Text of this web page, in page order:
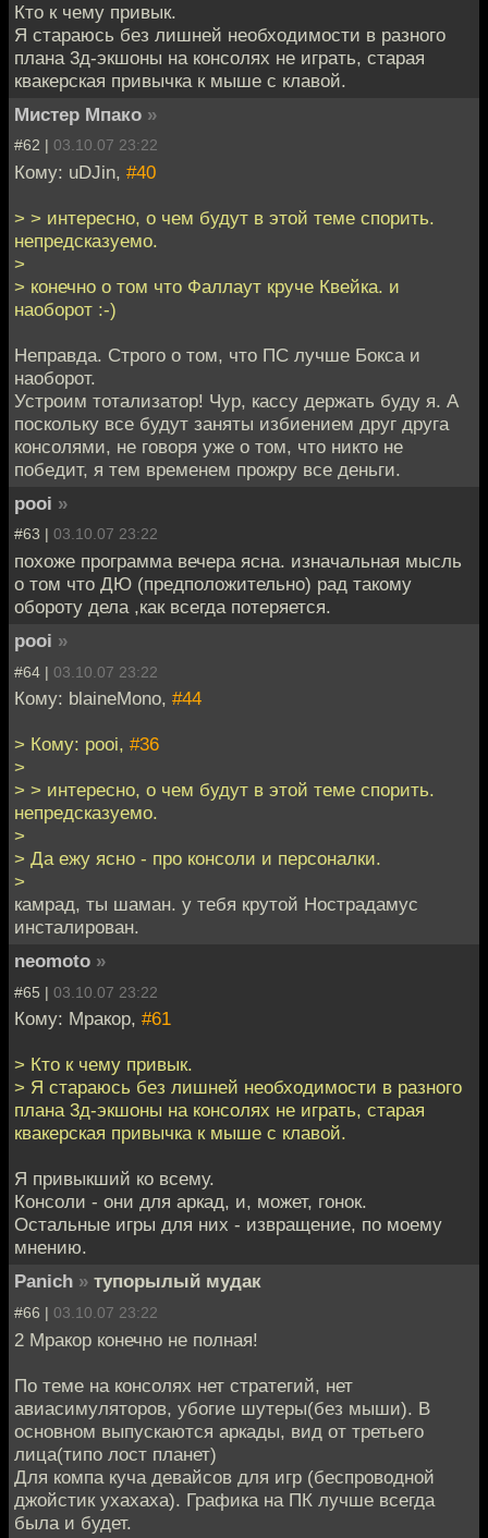
Кто к чему привык.
Я стараюсь без лишней необходимости в разного
плана 3д-экшоны на консолях не играть, старая
квакерская привычка к мыше с клавой.
Мистер Мпако »
#62 | 03.10.07 23:22
Кому: uDJin, #40
> > интересно, о чем будут в этой теме спорить.
непредсказуемо.
>
> конечно о том что Фаллаут круче Квейка. и
наоборот :-)
Неправда. Строго о том, что ПС лучше Бокса и
наоборот.
Устроим тотализатор! Чур, кассу держать буду я. А
поскольку все будут заняты избиением друг друга
консолями, не говоря уже о том, что никто не
победит, я тем временем прожру все деньги.
pooi »
#63 | 03.10.07 23:22
похоже программа вечера ясна. изначальная мысль
о том что ДЮ (предположительно) рад такому
обороту дела ,как всегда потеряется.
pooi »
#64 | 03.10.07 23:22
Кому: blaineMono, #44
> Кому: pooi, #36
>
> > интересно, о чем будут в этой теме спорить.
непредсказуемо.
>
> Да ежу ясно - про консоли и персоналки.
>
камрад, ты шаман. у тебя крутой Нострадамус
инсталирован.
neomoto »
#65 | 03.10.07 23:22
Кому: Мракор, #61
> Кто к чему привык.
> Я стараюсь без лишней необходимости в разного
плана 3д-экшоны на консолях не играть, старая
квакерская привычка к мыше с клавой.
Я привыкший ко всему.
Консоли - они для аркад, и, может, гонок.
Остальные игры для них - извращение, по моему
мнению.
Panich » тупорылый мудак
#66 | 03.10.07 23:22
2 Мракор конечно не полная!
По теме на консолях нет стратегий, нет
авиасимуляторов, убогие шутеры(без мыши). В
основном выпускаются аркады, вид от третьего
лица(типо лост планет)
Для компа куча девайсов для игр (беспроводной
джойстик ухахаха). Графика на ПК лучше всегда
была и будет.